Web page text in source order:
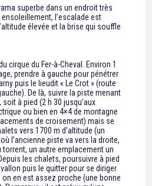
superbe dans un endroit très
l’escalade est
élevée et la brise qui souffle
cirque du Fer-à-Cheval. Environ 1
prendre à gauche pour pénétrer
puis le lieudit « Le Crot » (route
De là, suivre la piste menant
à pied (2 h 30 jusqu’aux
ou bien en 4×4 de montagne
de croisement) mais se
vers 1700 m d’altitude (un
l’ancienne piste va vers la droite,
torrent, un autre emplacement un
les chalets, poursuivre à pied
puis le quitter pour se diriger
on en est assez proche (une bonne